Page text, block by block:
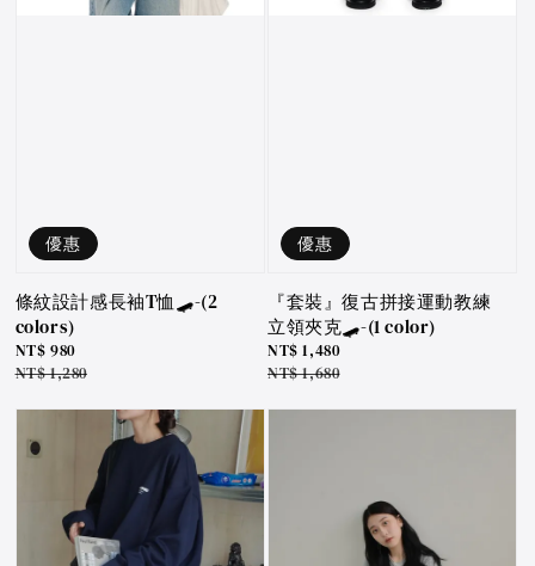
優惠
條紋設計感長袖T恤🛹-(2
colors)
Sale
price
NT$ 980
Regular
NT$ 1,280
優惠
『套裝』復古拼接運動教練
立領夾克🛹-(1 color)
Sale
price
NT$ 1,480
Regular
NT$ 1,680